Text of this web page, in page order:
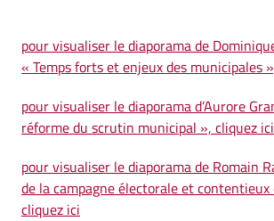
pour visualiser le diaporama de
« Temps forts et enjeux des municipales
pour visualiser le diaporama d’Aurore
réforme du scrutin municipal », cliquez ici
pour visualiser le diaporama de Romain
de la campagne électorale et
cliquez ici